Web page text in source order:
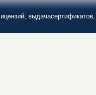
выдачасертификатов,